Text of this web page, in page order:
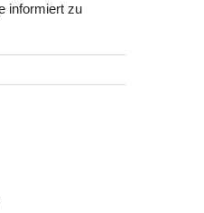
informiert zu